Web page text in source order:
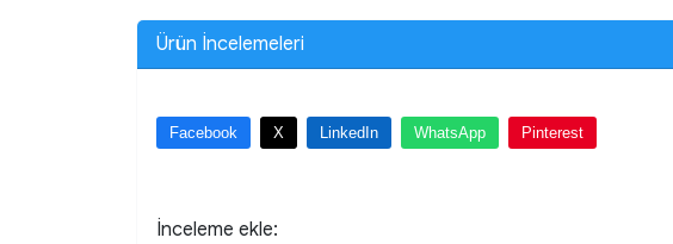
Ürün İncelemeleri
Facebook X LinkedIn WhatsApp Pinterest
İnceleme ekle: